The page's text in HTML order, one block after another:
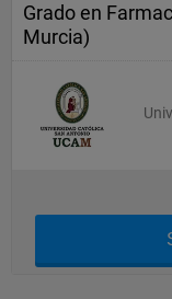
Grado en
Murcia)